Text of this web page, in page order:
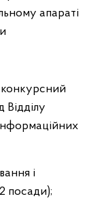
апараті
конкурсний
Відділу
і
посади);